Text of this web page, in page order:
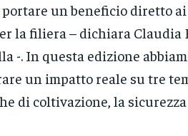
un beneficio diretto
la filiera – dichiara Claudia
-. In questa edizione
un impatto reale su tre
di coltivazione, la